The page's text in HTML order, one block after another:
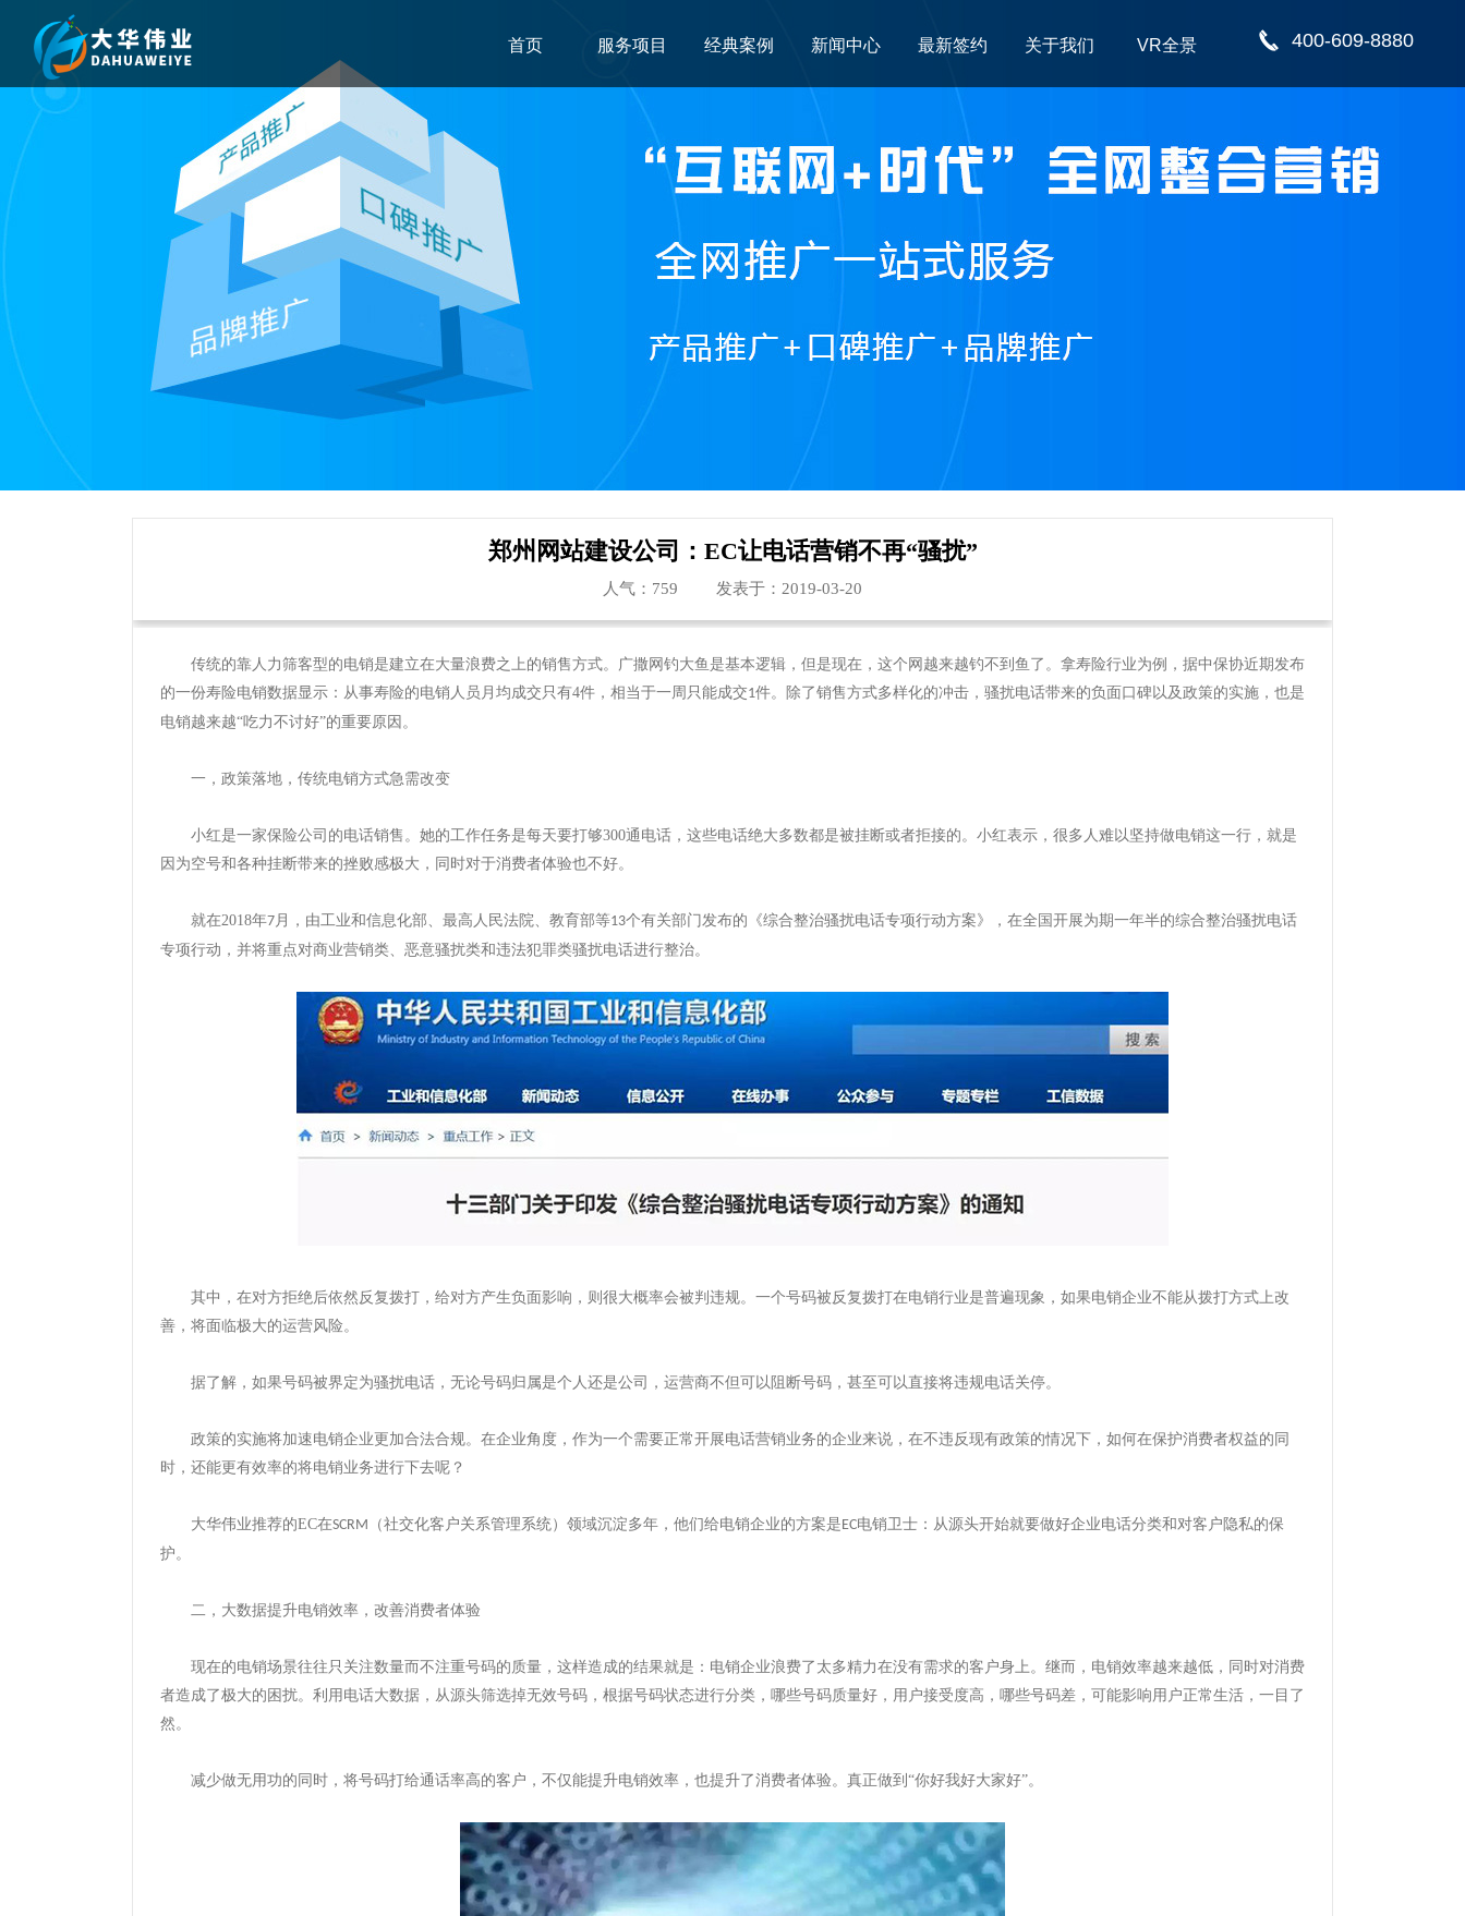
400-609-8880
首页 服务项目 经典案例 新闻中心 最新签约 关于我们 VR全景
郑州网站建设公司：EC让电话营销不再“骚扰”
人气： 759 发表于：2019-03-20
传统的靠人力筛客型的电销是建立在大量浪费之上的销售方式。广撒网钓大鱼是基本逻辑，但是现在，这个网越来越钓不到鱼了。 拿寿险行业为例，据中保协近期发布
的一份寿险电销数据显示：从事寿险的电销人员月均成交只有4件，相当于一周只能成交1件。
除了销售方式多样化的冲击，骚扰电话带来的负面口碑以及政策的实施，也是
电销越来越“吃力不讨好”的重要原因。
一， 政策落地，传统电销方式急需改变
小红是一家保险公司的电话销售。她的工作任务是每天要打够300通电话，这些电话绝大多数都是被挂断或者拒接的。小红表示，很多人难以坚持做电销这一行，就是
因为空号和各种挂断带来的挫败感极大，同时对于消费者体验也不好。
就在2018年7月，由工业和信息化部、最高人民法院、教育部等13个有关部门发布的《综合整治骚扰电话专项行动方案》，在全国开展为期一年半的综合整治骚扰电话
专项行动，并将重点对商业营销类、恶意骚扰类和违法犯罪类骚扰电话进行整治。
其中，在对方拒绝后依然反复拨打，给对方产生负面影响，则很大概率会被判违规。一个号码被反复拨打在电销行业是普遍现象，如果电销企业不能从拨打方式上改
善，将面临极大的运营风险。
据了解，如果号码被界定为骚扰电话，无论号码归属是个人还是公司，运营商不但可以阻断号码，甚至可以直接将违规电话关停。
政策的实施将加速电销企业更加合法合规。在企业角度，作为一个需要正常开展电话营销业务的企业来说，在不违反现有政策的情况下，如何在保护消费者权益的同
时，还能更有效率的将电销业务进行下去呢？
大华伟业推荐的EC在SCRM （社交化客户关系管理系统）领域沉淀多年，他们给电销企业的方案是EC电销卫士：从源头开始就要做好企业电话分类和对客户隐私的保
护。
二， 大数据提升电销效率，改善消费者体验
现在的电销场景往往只关注数量而不注重号码的质量，这样造成的结果就是：电销企业浪费了太多精力在没有需求的客户身上。继而，电销效率越来越低，同时对消费
者造成了极大的困扰。利用电话大数据，从源头筛选掉无效号码，根据号码状态进行分类，哪些号码质量好，用户接受度高，哪些号码差，可能影响用户正常生活，一目了
然。
减少做无用功的同时，将号码打给通话率高的客户，不仅能提升电销效率，也提升了消费者体验。真正做到 “你好我好大家好”。